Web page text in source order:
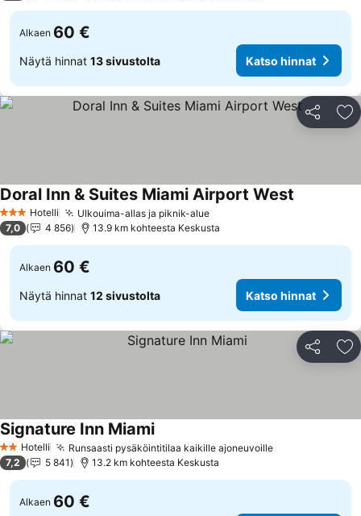
Alkaen 60 €
Näytä hinnat 13 sivustolta Katso hinnat
Jaa
3 Tähtiluokitus
Hotelli Ulkouima-allas ja piknik-alueKatso hinnat
Doral Inn & Suites Miami Airport West
7,0 4 856 13.9 km kohteesta Keskusta
Alkaen 60 €
Näytä hinnat 12 sivustolta Katso hinnat
Jaa
2 Tähtiluokitus
Hotelli Runsaasti pysäköintitilaa kaikille ajoneuvoilleKatso hinnat
Signature Inn MiamiKatso hinnat
7,2 5 841 13.2 km kohteesta Keskusta
Alkaen 60 €